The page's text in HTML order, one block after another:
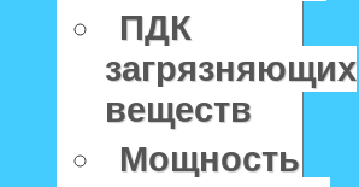
ПДК
загрязняющих
веществ
Мощность